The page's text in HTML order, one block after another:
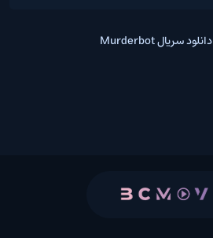
دانلود سریال Murderbot